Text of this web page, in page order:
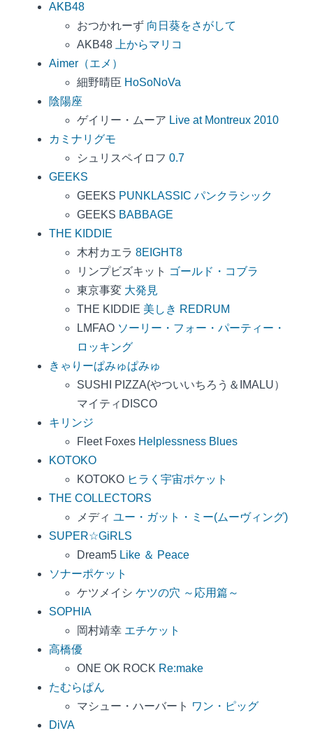
AKB48
おつかれーず 向日葵をさがして
AKB48
上からマリコ
Aimer（エメ）
細野晴臣 HoSoNoVa
陰陽座
ゲイリー・ムーア Live at Montreux 2010
カミナリグモ
シュリスペイロフ 0.7
GEEKS
GEEKS PUNKLASSIC パンクラシック
GEEKS BABBAGE
THE KIDDIE
木村カエラ 8EIGHT8
リンプビズキット ゴールド・コブラ
東京事変 大発見
THE KIDDIE 美しき REDRUM
LMFAO ソーリー・フォー・パーティー・
ロッキング
きゃりーぱみゅぱみゅ
SUSHI PIZZA(やついいちろう＆IMALU）
マイティDISCO
キリンジ
Fleet Foxes Helplessness Blues
KOTOKO
KOTOKO ヒラく宇宙ポケット
THE COLLECTORS
メディ ユー・ガット・ミー(ムーヴィング)
SUPER☆GiRLS
Dream5 Like ＆ Peace
ソナーポケット
ケツメイシ ケツの穴 ～応用篇～
SOPHIA
岡村靖幸 エチケット
高橋優
ONE OK ROCK Re:make
たむらぱん
マシュー・ハーバート ワン・ピッグ
DiVA